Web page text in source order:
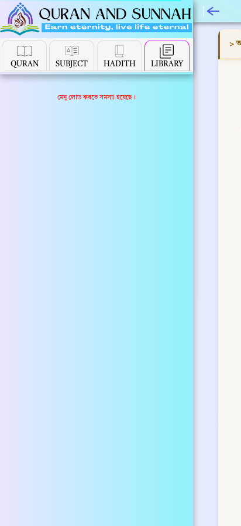
QURAN SUBJECT HADITH LIBRARY
মেনু লোড করতে সমস্যা হয়েছে।
>